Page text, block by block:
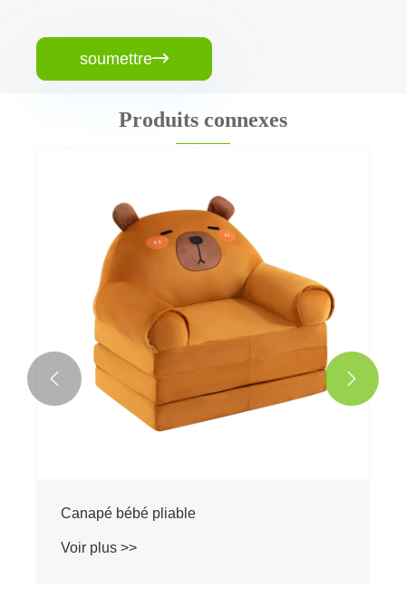
soumettre
Produits connexes
Canapé de siège de soutien pour bébé
Voir plus >>
 